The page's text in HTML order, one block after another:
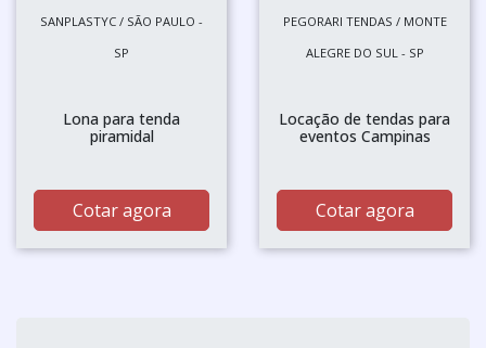
SANPLASTYC / SÃO PAULO -
SP
Lona para tenda
piramidal
Cotar agora
PEGORARI TENDAS / MONTE
ALEGRE DO SUL - SP
Locação de tendas para
eventos Campinas
Cotar agora